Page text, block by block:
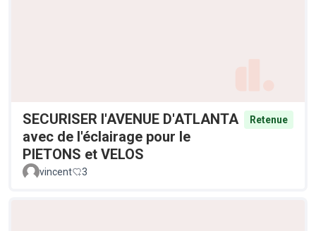
SECURISER l'AVENUE D'ATLANTA
avec de l'éclairage pour le
PIETONS et VELOS
Retenue
vincent 3